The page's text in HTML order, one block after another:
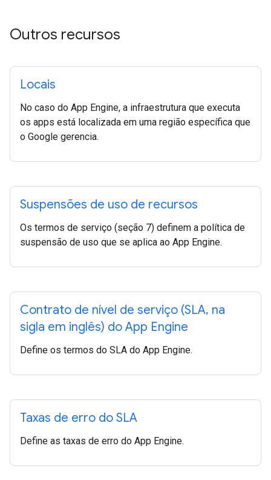
Outros recursos
Locais
No caso do App Engine, a infraestrutura que executa
os apps está localizada em uma região específica que
o Google gerencia.
Suspensões de uso de recursos
Os termos de serviço (seção 7) definem a política de
suspensão de uso que se aplica ao App Engine.
Contrato de nível de serviço (SLA, na
sigla em inglês) do App Engine
Define os termos do SLA do App Engine.
Taxas de erro do SLA
Define as taxas de erro do App Engine.